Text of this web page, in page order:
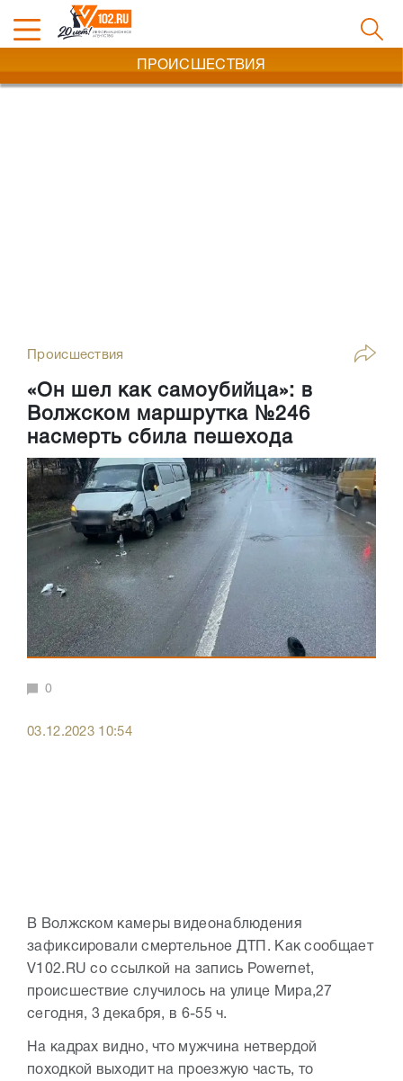
ПРОИСШЕСТВИЯ
Происшествия
«Он шел как самоубийца»: в
Волжском маршрутка №246
насмерть сбила пешехода
0
03.12.2023 10:54
В Волжском камеры видеонаблюдения
зафиксировали смертельное ДТП. Как сообщает
V102.RU со ссылкой на запись Powernet,
происшествие случилось на улице Мира,27
сегодня, 3 декабря, в 6-55 ч.
На кадрах видно, что мужчина нетвердой
походкой выходит на проезжую часть, то